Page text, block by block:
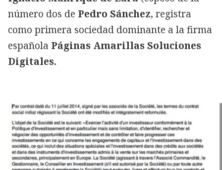
número dos de Pedro Sánchez, registra
como primera sociedad dominante a la firma
española Páginas Amarillas Soluciones
Digitales.